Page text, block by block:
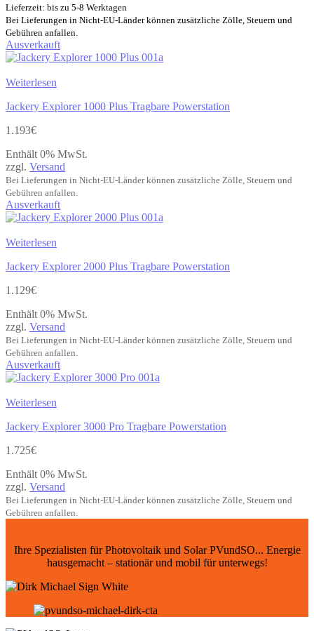
Lieferzeit: bis zu 5-8 Werktagen
Bei Lieferungen in Nicht-EU-Länder können zusätzliche Zölle, Steuern und
Gebühren anfallen.
Ausverkauft
Weiterlesen
Jackery Explorer 1000 Plus Tragbare Powerstation
1.193€
Enthält 0% MwSt.
zzgl. Versand
Bei Lieferungen in Nicht-EU-Länder können zusätzliche Zölle, Steuern und
Gebühren anfallen.
Ausverkauft
Weiterlesen
Jackery Explorer 2000 Plus Tragbare Powerstation
1.129€
Enthält 0% MwSt.
zzgl. Versand
Bei Lieferungen in Nicht-EU-Länder können zusätzliche Zölle, Steuern und
Gebühren anfallen.
Ausverkauft
Weiterlesen
Jackery Explorer 3000 Pro Tragbare Powerstation
1.725€
Enthält 0% MwSt.
zzgl. Versand
Bei Lieferungen in Nicht-EU-Länder können zusätzliche Zölle, Steuern und
Gebühren anfallen.
Ihre Spezialisten für Photovoltaik und Solar PVundSO... Energie
hausgemacht – stationär und mobil für unterwegs!